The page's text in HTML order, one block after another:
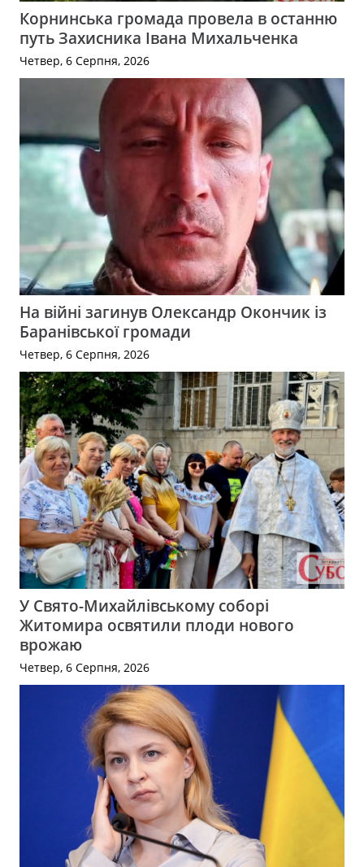
Корнинська громада провела в останню
путь Захисника Івана Михальченка
Четвер, 6 Серпня, 2026
На війні загинув Олександр Окончик із
Баранівської громади
Четвер, 6 Серпня, 2026
У Свято-Михайлівському соборі
Житомира освятили плоди нового
врожаю
Четвер, 6 Серпня, 2026